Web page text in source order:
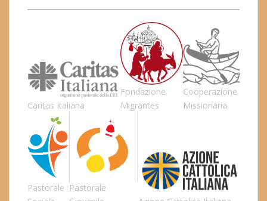
Caritas Italiana
Fondazione
Migrantes
Cooperazione
Missionaria
Pastorale Pastorale